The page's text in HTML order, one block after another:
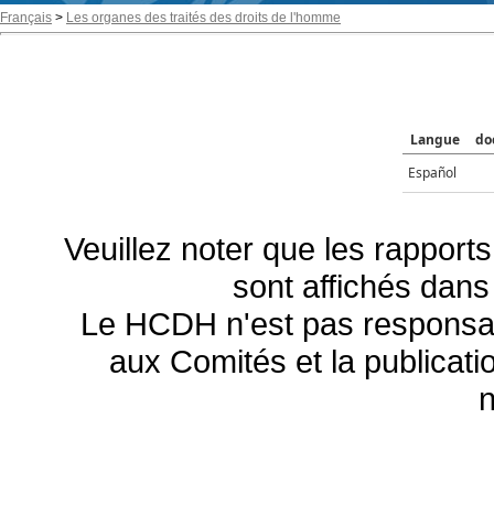
Français > Les organes des traités des droits de l'homme
Langue
Español
Veuillez noter que les
sont affichés
Le HCDH n'est pas
aux Comités et la